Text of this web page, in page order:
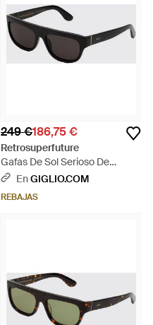
249 €186,75 €
Retrosuperfuture
Gafas De Sol Serioso De
Aviador En Acetato - Negro
EnGIGLIO.COM
REBAJAS